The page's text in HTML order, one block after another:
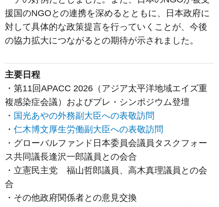
援国のNGOとの連携を深めるとともに、日本政府に
対して具体的な政策提言を行っていくことが、今後
の協力拡大につながるとの期待が示されました。
主要日程
・第11回APACC 2026（アジア太平洋地域エイズ重
複感染症会議）およびプレ・シンポジウム登壇
・ 国光あやの外務副大臣への表敬訪問
・ 仁木博文厚生労働副大臣への表敬訪問
・グローバルファンド日本委員会議員タスクフォー
ス共同議長逢沢一郎議員との会合
・立憲民主党 福山哲郎議員、高木真理議員との会
合
・その他政府関係者との意見交換